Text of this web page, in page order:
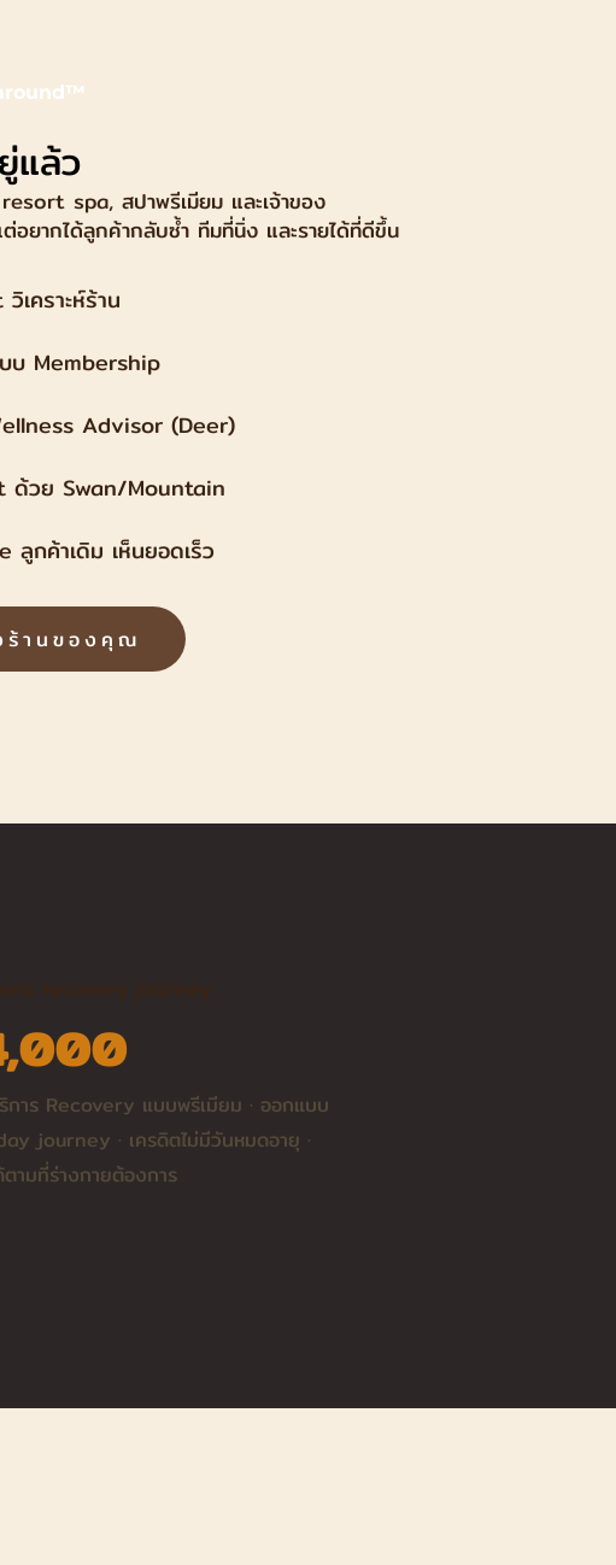
แล้ว
spa, สปาพรีเมียม และเจ้าของ
อยากได้ลูกค้ากลับซ้ำ ทีมที่นิ่ง และรายได้ที่ดีขึ้น
คราะห์ร้าน
บ Membership
Advisor (Deer)
ด้วย Swan/Mountain
กค้าเดิม เห็นยอดเร็ว
ร้านของคุณ
การ Recovery แบบพรีเมียม · ออกแบบ
journey · เครดิตไม่มีวันหมดอายุ ·
ตามที่ร่างกายต้องการ